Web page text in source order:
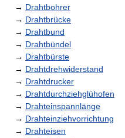
→ Drahtbohrer
→ Drahtbrücke
→ Drahtbund
→ Drahtbündel
→ Drahtbürste
→ Drahtdrehwiderstand
→ Drahtdrucker
→ Drahtdurchziehglühofen
→ Drahteinspannlänge
→ Drahteinziehvorrichtung
→ Drahteisen